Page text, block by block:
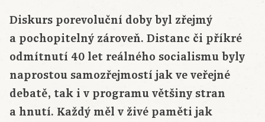
Diskurs porevoluční doby byl zřejmý
a pochopitelný zároveň. Distanc či příkré
odmítnutí 40 let reálného socialismu byly
naprostou samozřejmostí jak ve veřejné
debatě, tak i v programu většiny stran
a hnutí. Každý měl v živé paměti jak